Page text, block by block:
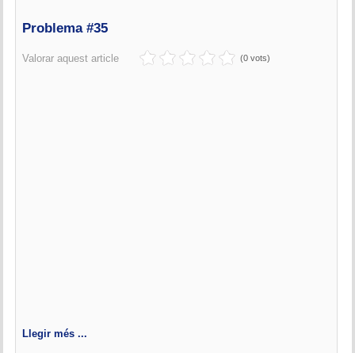
Problema #35
Valorar aquest article (0 vots)
Llegir més ...